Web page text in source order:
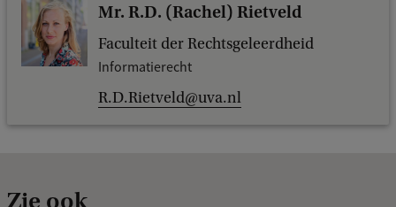
Mr. R.D. (Rachel) Rietveld
Faculteit der Rechtsgeleerdheid
Informatierecht
R.D.Rietveld@uva.nl
Zie ook